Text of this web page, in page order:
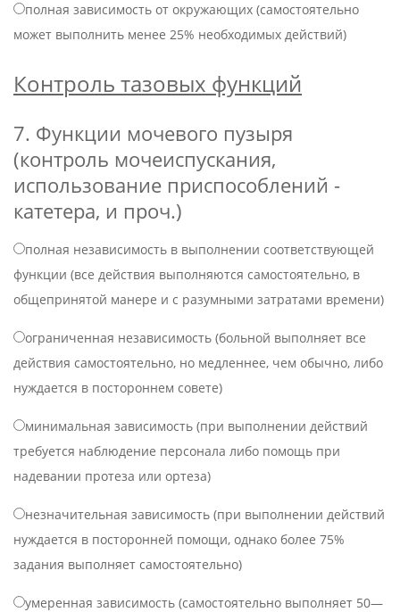
полная зависимость от окружающих (самостоятельно
может выполнить менее 25% необходимых действий)
Контроль тазовых функций
7. Функции мочевого пузыря
(контроль мочеиспускания,
использование приспособлений -
катетера, и проч.)
полная независимость в выполнении соответствующей
функции (все действия выполняются самостоятельно, в
общепринятой манере и с разумными затратами времени)
ограниченная независимость (больной выполняет все
действия самостоятельно, но медленнее, чем обычно, либо
нуждается в постороннем совете)
минимальная зависимость (при выполнении действий
требуется наблюдение персонала либо помощь при
надевании протеза или ортеза)
незначительная зависимость (при выполнении действий
нуждается в посторонней помощи, однако более 75%
задания выполняет самостоятельно)
умеренная зависимость (самостоятельно выполняет 50—